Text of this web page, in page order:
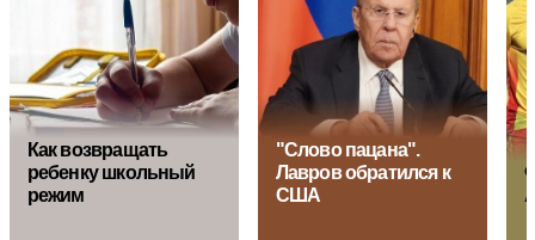
Как возвращать
ребенку школьный
режим
"Слово пацана".
Лавров обратился к
США